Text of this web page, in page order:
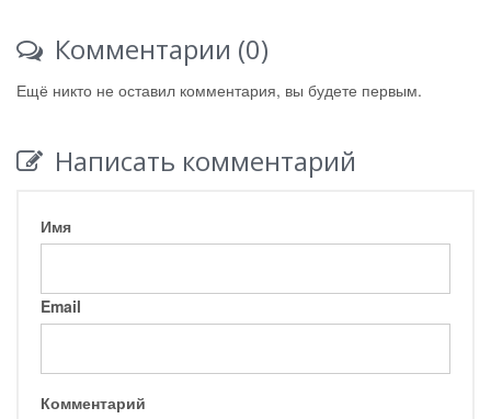
Комментарии (0)
Ещё никто не оставил комментария, вы будете первым.
Написать комментарий
Имя
Email
Комментарий